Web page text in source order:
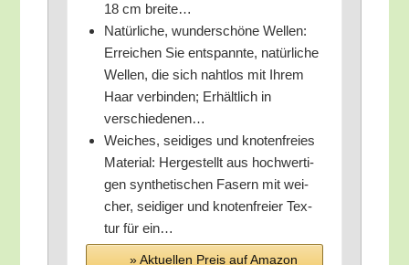
18 cm breite…
Natür­li­che, wun­der­schö­ne Wel­len:
Errei­chen Sie ent­spann­te, natür­li­che
Wel­len, die sich naht­los mit Ihrem
Haar ver­bin­den; Erhält­lich in
verschiedenen…
Wei­ches, sei­di­ges und kno­ten­frei­es
Mate­ri­al: Her­ge­stellt aus hoch­wer­ti­
gen syn­the­ti­schen Fasern mit wei­
cher, sei­di­ger und kno­ten­frei­er Tex­
tur für ein…
» Aktu­el­len Preis auf Ama­zon